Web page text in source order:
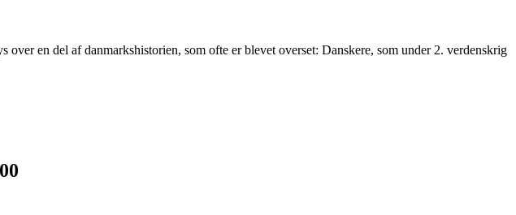
en del af danmarkshistorien, som ofte er blevet overset: Danskere, som under 2. verdenskrig